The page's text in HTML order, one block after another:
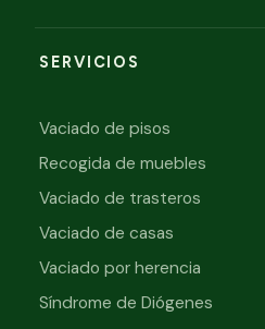
SERVICIOS
Vaciado de pisos
Recogida de muebles
Vaciado de trasteros
Vaciado de casas
Vaciado por herencia
Síndrome de Diógenes